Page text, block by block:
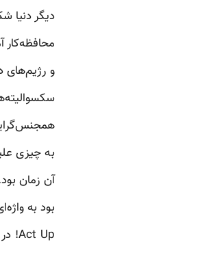
دیگر دنیا
محافظه‌کار
و رژیم‌های
به چیزی
آن زمان
Act Up! در آمریکا و Outrage! در بریتانیا اتفاق افتاد.